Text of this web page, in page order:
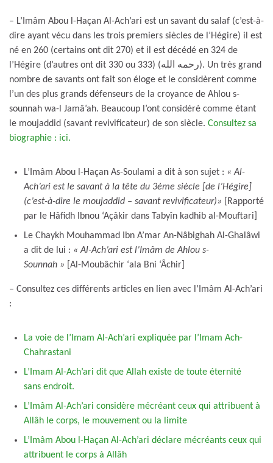
– L’Imâm Abou l-Haçan Al-Ach’ari est un savant du salaf (c’est-à-
dire ayant vécu dans les trois premiers siècles de l’Hégire) il est
né en 260 (certains ont dit 270) et il est décédé en 324 de
l’Hégire (d’autres ont dit 330 ou 333) (رحمه الله). Un très grand
nombre de savants ont fait son éloge et le considèrent comme
l’un des plus grands défenseurs de la croyance de Ahlou s-
sounnah wa-l Jamâ’ah. Beaucoup l’ont considéré comme étant
le moujaddid (savant revivificateur) de son siècle. Consultez sa
biographie : ici.
L’Imâm Abou l-Haçan As-Soulami a dit à son sujet : « Al-
Ach’ari est le savant à la tête du 3ème siècle [de l’Hégire]
(c’est-à-dire le moujaddid – savant revivificateur)»
[Rapporté
par le Hâfidh Ibnou ‘Açâkir dans Tabyîn kadhib al-Mouftari]
Le Chaykh Mouhammad Ibn A’mar An-Nâbighah Al-Ghalâwi
a dit de lui : « Al-Ach’ari est l’Imâm de Ahlou s-
Sounnah » [Al-Moubâchir ‘ala Bni ‘Âchir]
– Consultez ces différents articles en lien avec l’Imâm Al-Ach’ari
:
La voie de l’Imam Al-Ach’ari expliquée par l’Imam Ach-
Chahrastani
L’Imam Al-Ach’ari dit que Allah existe de toute éternité
sans endroit.
L’Imâm Al-Ach’ari considère mécréant ceux qui attribuent à
Allâh le corps, le mouvement ou la limite
L’Imâm Abou l-Haçan Al-Ach’ari déclare mécréants ceux qui
attribuent le corps à Allâh